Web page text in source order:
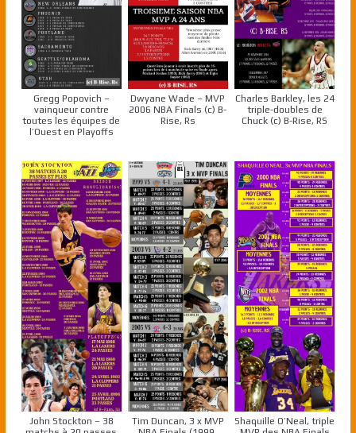
Gregg Popovich –
vainqueur contre
toutes les équipes de
l’Ouest en Playoffs
Dwyane Wade – MVP
2006 NBA Finals (c) B-
Rise, Rs
Charles Barkley, les 24
triple-doubles de
Chuck (c) B-Rise, RS
John Stockton – 38
Tim Duncan, 3 x MVP
Shaquille O’Neal, triple